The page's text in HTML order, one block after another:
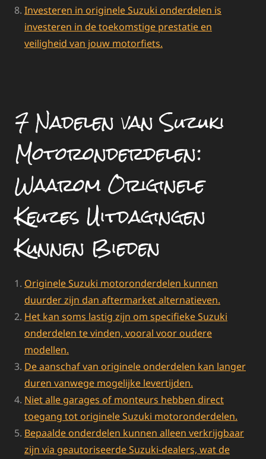
Investeren in originele Suzuki onderdelen is
investeren in de toekomstige prestatie en
veiligheid van jouw motorfiets.
7 Nadelen van Suzuki
Motoronderdelen:
Waarom Originele
Keuzes Uitdagingen
Kunnen Bieden
Originele Suzuki motoronderdelen kunnen
duurder zijn dan aftermarket alternatieven.
Het kan soms lastig zijn om specifieke Suzuki
onderdelen te vinden, vooral voor oudere
modellen.
De aanschaf van originele onderdelen kan langer
duren vanwege mogelijke levertijden.
Niet alle garages of monteurs hebben direct
toegang tot originele Suzuki motoronderdelen.
Bepaalde onderdelen kunnen alleen verkrijgbaar
zijn via geautoriseerde Suzuki-dealers, wat de